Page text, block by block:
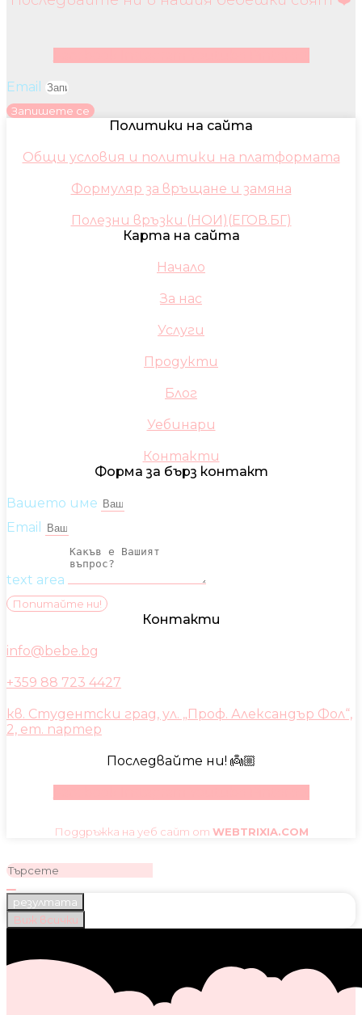
Email
Запишете се
Политики на сайта
Общи условия и политики на платформата
Формуляр за връщане и замяна
Полезни връзки (НОИ)(ЕГОВ.БГ)
Карта на сайта
Начало
За нас
Услуги
Продукти
Блог
Уебинари
Контакти
Форма за бърз контакт
Вашето име
Email
text area
Попитайте ни!
Контакти
info@bebe.bg
+359 88 723 4427
кв. Студентски град, ул. „Проф. Александър Фол“,
2, ет. партер
Последвайте ни! 👼🏼
Поддръжка на уеб сайт от WEBTRIXIA.COM
резултата
Виж всички